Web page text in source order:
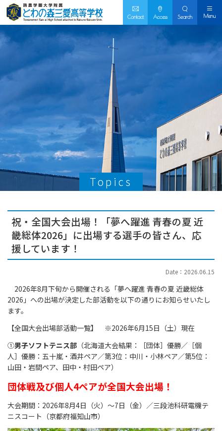
Contact Access Search Menu
Topics
祝・全国大会出場！「夢へ躍進 青春の夏 近
畿総体2026」に出場する選手の皆さん、応
援しています！
Date：2026.06.15
2026年8月下旬から開催される「夢へ躍進 青春の夏 近畿総体
2026」への出場が決定した部活動を以下の通りにお知らせいたし
ます。
【全国大会出場部活動一覧】 ※2026年6月15日（土）現在
①男子ソフトテニス部 （北海道大会結果：［団体］優勝／［個
人］優勝：五十嵐・酒井ペア／第3位：中川・小林ペア／第5位：
山田・岩間ペア、田中・村田ペア）
団体戦及び個人4ペアが全国大会出場！
大会期間：2026年8月4日（火）～7日（金）／三段池科研電機テ
ニスコート（京都府福知山市）